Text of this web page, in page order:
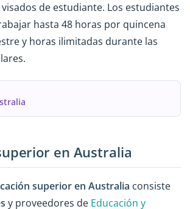
de estudiante. Los estudiantes
hasta 48 horas por quincena
y horas ilimitadas durante las
en Australia
superior en Australia consiste
y proveedores de Educación y